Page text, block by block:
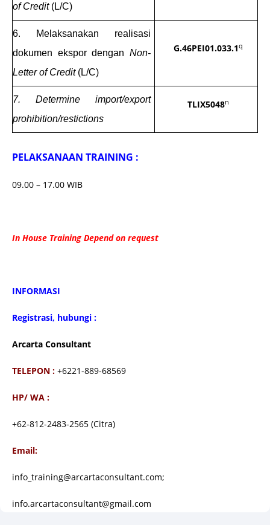
of Credit(L/C)
6. Melaksanakan realisasi
dokumen ekspor dengan Non-
Letter of Credit(L/C)
G.46PEI01.033.1q
7. Determine import/export
prohibition/restictions
TLIX5048n
PELAKSANAAN TRAINING :
09.00 – 17.00 WIB
In House Training Depend on request
INFORMASI
Registrasi, hubungi :
Arcarta Consultant
TELEPON : +6221-889-68569
HP/ WA :
+62-812-2483-2565 (Citra)
Email:
info_training@arcartaconsultant.com;
info.arcartaconsultant@gmail.com